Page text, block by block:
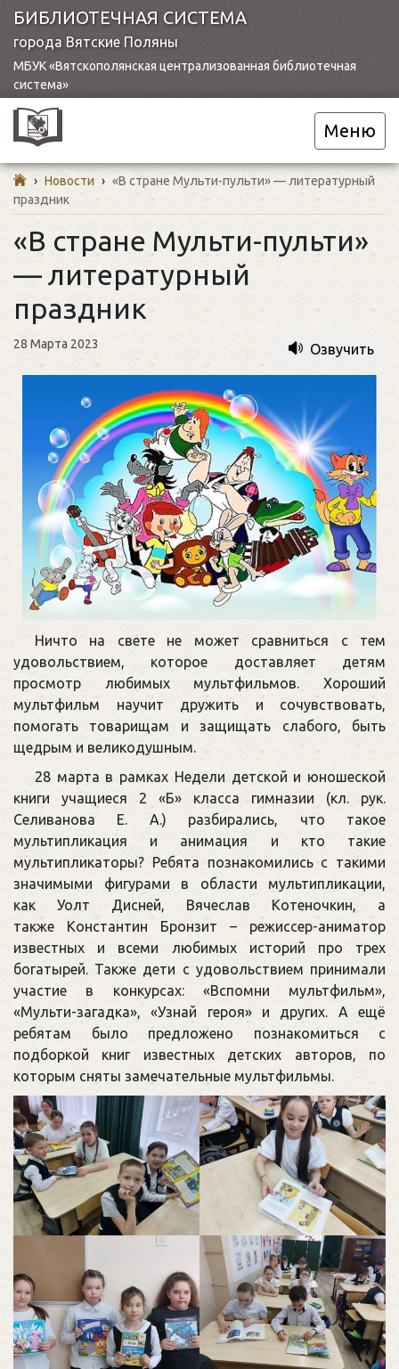
БИБЛИОТЕЧНАЯ СИСТЕМА
города Вятские Поляны
МБУК «Вятскополянская централизованная библиотечная
система»
Меню
› Новости › «В стране Мульти-пульти» — литературный
праздник
«В стране Мульти-пульти»
— литературный
праздник
28 Марта 2023 Озвучить
Ничто на свете не может сравниться с тем
удовольствием, которое доставляет детям
просмотр любимых мультфильмов. Хороший
мультфильм научит дружить и сочувствовать,
помогать товарищам и защищать слабого, быть
щедрым и великодушным.
28 марта в рамках Недели детской и юношеской
книги учащиеся 2 «Б» класса гимназии (кл. рук.
Селиванова Е. А.) разбирались, что такое
мультипликация и анимация и кто такие
мультипликаторы? Ребята познакомились с такими
значимыми фигурами в области мультипликации,
как Уолт Дисней, Вячеслав Котеночкин, а
также Константин Бронзит – режиссер-аниматор
известных и всеми любимых историй про трех
богатырей. Также дети с удовольствием принимали
участие в конкурсах: «Вспомни мультфильм»,
«Мульти-загадка», «Узнай героя» и других. А ещё
ребятам было предложено познакомиться с
подборкой книг известных детских авторов, по
которым сняты замечательные мультфильмы.